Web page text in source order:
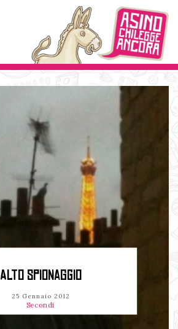
ALTO SPIONAGGIO
25 Gennaio 2012
Secondi